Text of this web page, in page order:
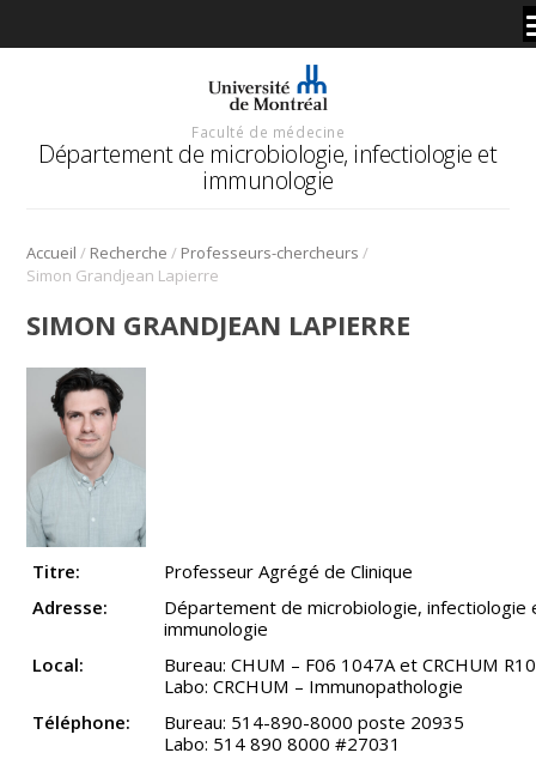
Faculté de médecine
Département de microbiologie, infectiologie et
immunologie
Accueil / Recherche / Professeurs-chercheurs /
Simon Grandjean Lapierre
SIMON GRANDJEAN LAPIERRE
Titre:
Professeur Agrégé de Clinique
Adresse:
Département de microbiologie, infectiologie
immunologie
Local:
Bureau: CHUM – F06 1047A et CRCHUM
Labo: CRCHUM – Immunopathologie
Téléphone:
Bureau: 514-890-8000 poste 20935
Labo: 514 890 8000 #27031